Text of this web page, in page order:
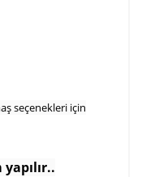
seçenekleri için